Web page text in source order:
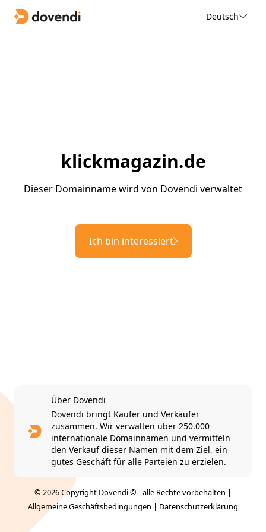
Deutsch
klickmagazin.de
Dieser Domainname wird von Dovendi verwaltet
Ich bin interessiert
Über Dovendi
Dovendi bringt Käufer und Verkäufer
zusammen. Wir verwalten über 250.000
internationale Domainnamen und vermitteln
den Verkauf dieser Namen mit dem Ziel, ein
gutes Geschäft für alle Parteien zu erzielen.
© 2026 Copyright Dovendi © - alle Rechte vorbehalten |
Allgemeine Geschäftsbedingungen | Datenschutzerklärung